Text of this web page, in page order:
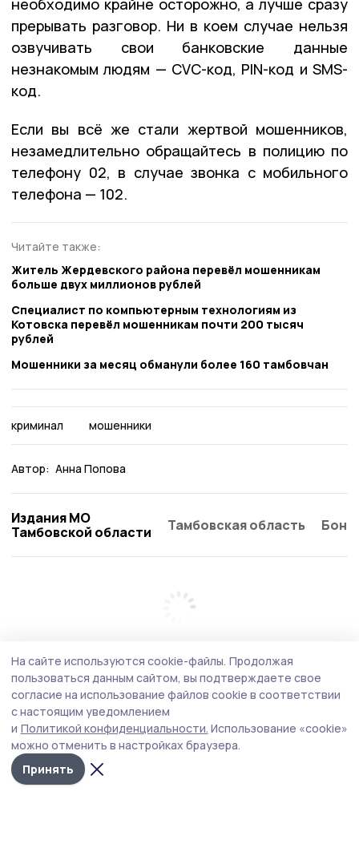
необходимо крайне осторожно, а лучше сразу
прерывать разговор. Ни в коем случае нельзя
озвучивать свои банковские данные
незнакомым людям — CVC-код, PIN-код и SMS-
код.
Если вы всё же стали жертвой мошенников,
незамедлительно обращайтесь в полицию по
телефону 02, в случае звонка с мобильного
телефона — 102.
Читайте также:
Житель Жердевcкого района перевёл мошенникам
больше двух миллионов рублей
Специалист по компьютерным технологиям из
Котовска перевёл мошенникам почти 200 тысяч
рублей
Мошенники за месяц обманули более 160 тамбовчан
криминал мошенники
Автор: Анна Попова
Издания МО
Тамбовской области
Тамбовская область
На сайте используются cookie-файлы. Продолжая
пользоваться данным сайтом, вы подтверждаете свое
согласие на использование файлов cookie в соответствии
с настоящим уведомлением
и Политикой конфиденциальности. Использование «cookie»
можно отменить в настройках браузера.
Принять